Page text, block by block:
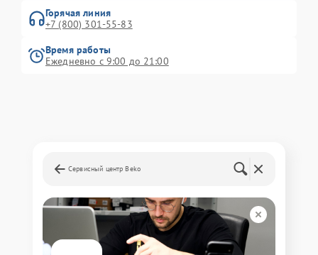
Горячая линия
+7 (800) 301-55-83
Время работы
Ежедневно с 9:00 до 21:00
Сервисный центр Beko